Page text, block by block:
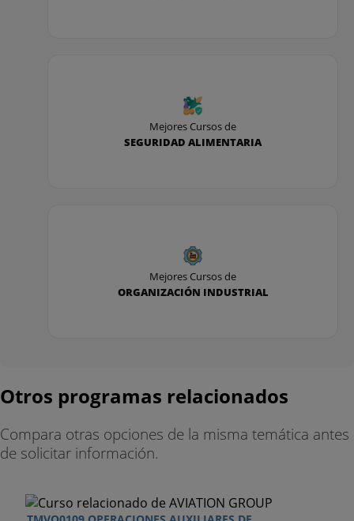
Mejores Cursos de
SEGURIDAD ALIMENTARIA
Mejores Cursos de
ORGANIZACIÓN INDUSTRIAL
Otros programas relacionados
Compara otras opciones de la misma temática antes
de solicitar información.